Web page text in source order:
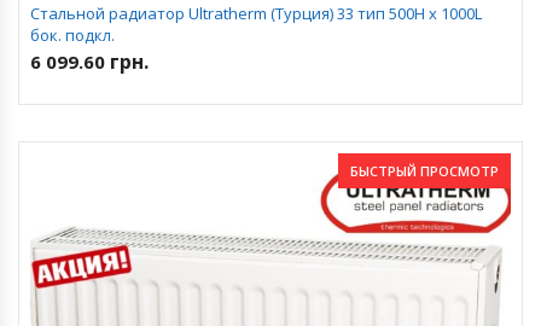
Стальной радиатор Ultratherm (Турция) 33 тип 500H x 1000L
бок. подкл.
6 099.60 грн.
БЫСТРЫЙ ПРОСМОТР